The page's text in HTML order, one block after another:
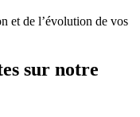
et de l’évolution de vos
sur notre